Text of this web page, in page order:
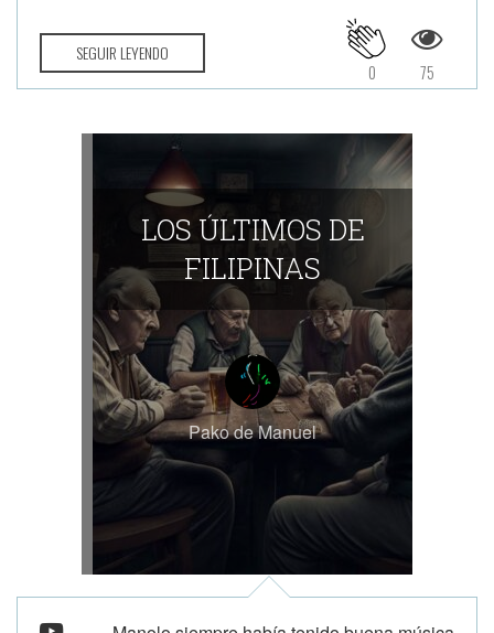
SEGUIR LEYENDO
75
0
LOS ÚLTIMOS DE
FILIPINAS
Pako de Manuel